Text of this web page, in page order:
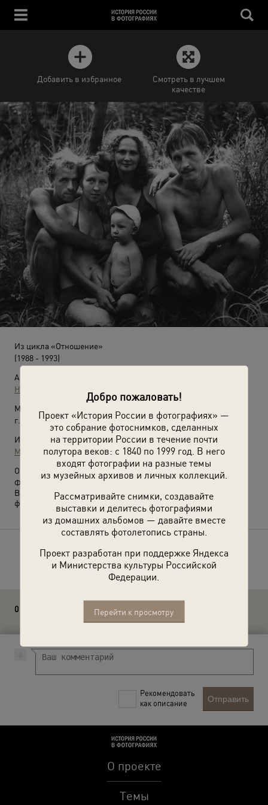
Добро пожаловать!
Проект «История России в фотографиях» —
это собрание фотоснимков, сделанных
на территории России в течение почти
полутора веков: с 1840 по 1999 год. В него
входят фотографии на разные темы
из музейных архивов и личных коллекций.
Рассматривайте снимки, создавайте
выставки и делитесь фотографиями
из домашних альбомов — давайте вместе
составлять фотолетопись страны.
Проект разработан при поддержке Яндекса
и Министерства культуры Российской
Федерации.
Перейти к просмотру
Добавить в избранное
Смотреть в лучшем
качестве
Из цикла «Отношение»
(1988 - 1993)
Автор:
Николай Бахарев
Место съемки:
г. Новокузнецк
Источники:
МАММ / МДФ
О фотографии:
Фото № 34.
Выставка
«"Отношения" Николая Бахарева»с этой
фотографией.
Расскажите друзьям об этом фото
0 комментариев
Рекомендовать
как описание
Отправить
О проекте
Темы